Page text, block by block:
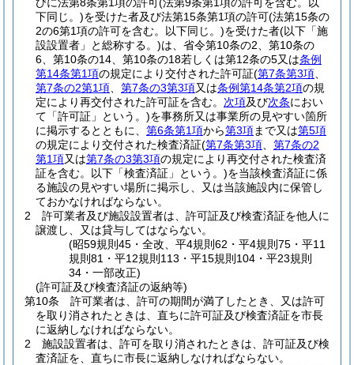
下同じ。)を受けた者及び法第15条第1項の許可(法第15条の
2の6第1項の許可を含む。以下同じ。)を受けた者(以下「施
設設置者」と総称する。)は、省令第10条の2、第10条の
6、第10条の14、第10条の18若しくは第12条の5又は条例
第14条第1項の規定により交付された許可証(第7条第3項
第7条の2第1項
第7条の3第3項又は条例第14条第2項の規
定により再交付された許可証を含む。 次項及び次条におい
て「許可証」という。)を事務所又は事業所の見やすい箇所
に掲示するとともに、 第6条第1項から第3項まで又は第5項
の規定により交付された検査済証(第7条第3項
第7条の2
第1項又は第7条の3第3項の規定により再交付された検査済
証を含む。以下「検査済証」という。)を当該検査済証に係
る施設の見やすい場所に掲示し、又は当該施設内に保管し
ておかなければならない。
2
許可業者及び施設設置者は、許可証及び検査済証を他人に
譲渡し、又は貸与してはならない。
(昭59規則45・全改、平4規則62・平4規則75・平11
規則81・平12規則113・平15規則104・平23規則
34・一部改正)
(許可証及び検査済証の返納等)
第10条
許可業者は、許可の期間が満了したとき、又は許可
を取り消されたときは、直ちに許可証及び検査済証を市長
に返納しなければならない。
2
施設設置者は、許可を取り消されたときは、許可証及び検
査済証を、直ちに市長に返納しなければならない。